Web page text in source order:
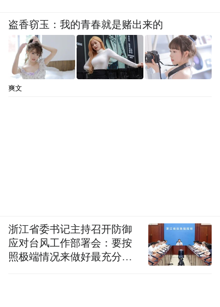
盗香窃玉：我的青春就是赌出来的
爽文
浙江省委书记主持召开防御
应对台风工作部署会：要按
照极端情况来做好最充分的